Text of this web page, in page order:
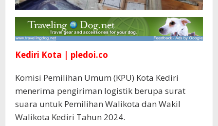
Kediri Kota | pledoi.co
Komisi Pemilihan Umum (KPU) Kota Kediri
menerima pengiriman logistik berupa surat
suara untuk Pemilihan Walikota dan Wakil
Walikota Kediri Tahun 2024.